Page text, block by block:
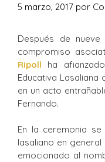
5 marzo, 2017 por
Después de
compromiso
Ripoll ha
Educativa Lasaliana
en un acto
Fernando.
En la ceremonia
lasaliano en
emocionado al